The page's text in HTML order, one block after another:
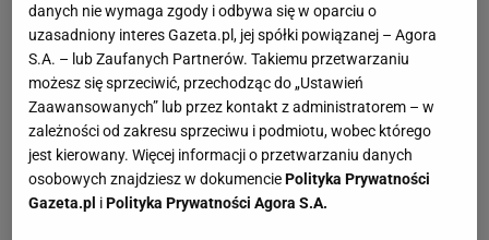
danych nie wymaga zgody i odbywa się w oparciu o
uzasadniony interes Gazeta.pl, jej spółki powiązanej – Agora
S.A. – lub Zaufanych Partnerów. Takiemu przetwarzaniu
możesz się sprzeciwić, przechodząc do „Ustawień
Zaawansowanych” lub przez kontakt z administratorem – w
zależności od zakresu sprzeciwu i podmiotu, wobec którego
jest kierowany. Więcej informacji o przetwarzaniu danych
osobowych znajdziesz w dokumenciePolityka Prywatności
Gazeta.pl iPolityka Prywatności Agora S.A.